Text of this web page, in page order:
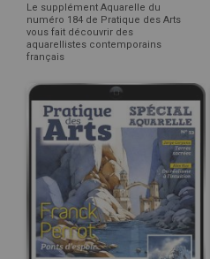
Le supplément Aquarelle du
numéro 184 de Pratique des Arts
vous fait découvrir des
aquarellistes contemporains
français